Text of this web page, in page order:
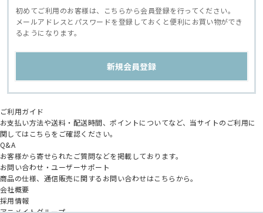
初めてご利用のお客様は、こちらから会員登録を行ってください。
メールアドレスとパスワードを登録しておくと便利にお買い物ができ
るようになります。
ご利用ガイド
お支払い方法や送料・配送時間、ポイントについてなど、当サイトのご利用に
関してはこちらをご確認ください。
Q&A
お客様から寄せられたご質問などを掲載しております。
お問い合わせ・ユーザーサポート
商品の仕様、通信販売に関するお問い合わせはこちらから。
会社概要
採用情報